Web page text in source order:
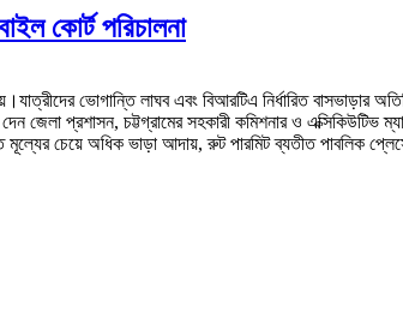
কোর্ট পরিচালনা
ভোগান্তি লাঘব এবং বিআরটিএ নির্ধারিত বাসভাড়ার
প্রশাসন, চট্টগ্রামের সহকারী কমিশনার ও এক্সিকিউটিভ
চেয়ে অধিক ভাড়া আদায়, রুট পারমিট ব্যতীত পাবলিক